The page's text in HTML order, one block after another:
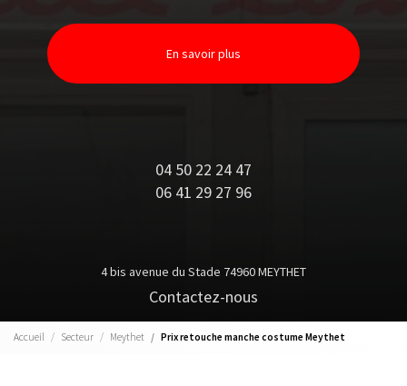
En savoir plus
04 50 22 24 47
06 41 29 27 96
4 bis avenue du Stade 74960 MEYTHET
Contactez-nous
Accueil Secteur Meythet Prix retouche manche costume Meythet